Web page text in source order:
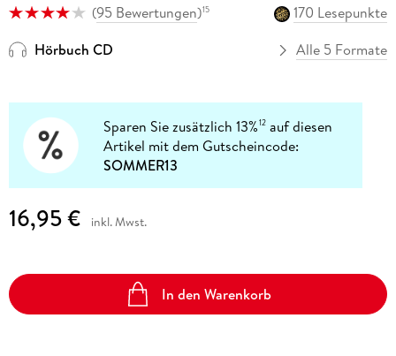
(95 Bewertungen)15
170 Lesepunkte
Hörbuch CD
Alle 5 Formate
Sparen Sie zusätzlich 13%12 auf diesen
Artikel mit dem Gutscheincode:
SOMMER13
16,95 € inkl. Mwst.
In den Warenkorb